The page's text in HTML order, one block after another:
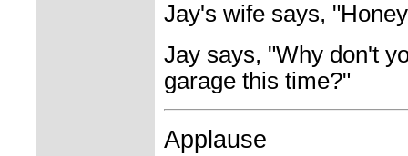
Jay's wife says,
Jay says, "Why don't
garage this time?"
Applause